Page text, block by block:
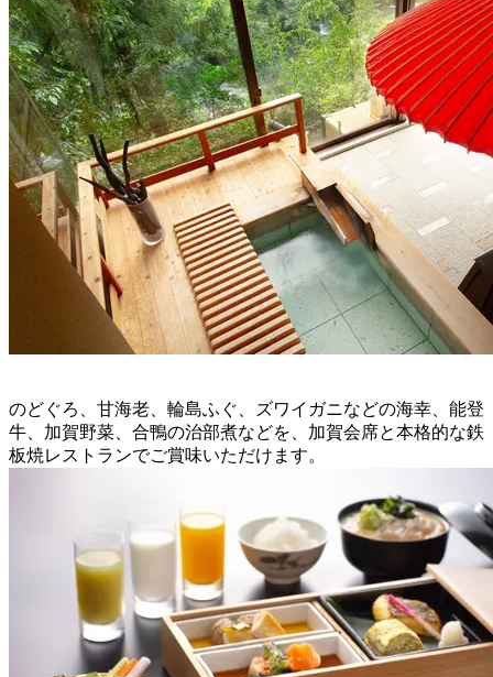
のどぐろ、甘海老、輪島ふぐ、ズワイガニなどの海幸、能登
牛、加賀野菜、合鴨の治部煮などを、加賀会席と本格的な鉄
板焼レストランでご賞味いただけます。